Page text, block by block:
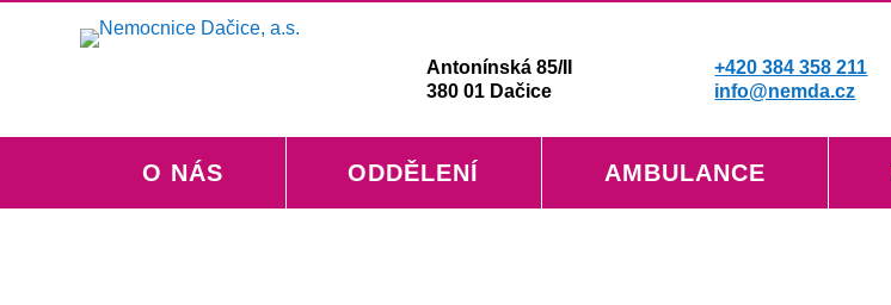
Antonínská 85/II
380 01 Dačice
+420 384 358 211
info@nemda.cz
O NÁS ODDĚLENÍ AMBULANCE